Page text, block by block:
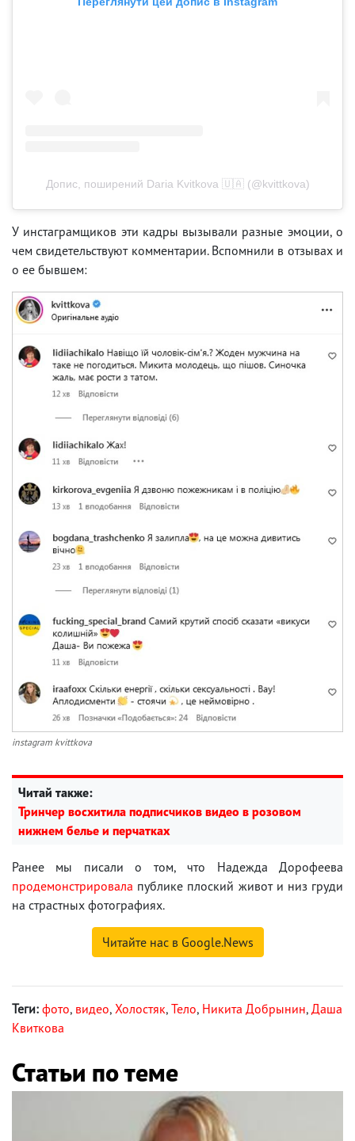
Допис, поширений Daria Kvitkova 🇺🇦 (@kvittkova)
У инстаграмщиков эти кадры вызывали разные эмоции, о
чем свидетельствуют комментарии. Вспомнили в отзывах и
о ее бывшем:
instagram kvittkova
Читай также:
Тринчер восхитила подписчиков видео в розовом
нижнем белье и перчатках
Ранее мы писали о том, что Надежда Дорофеева
продемонстрировала публике плоский живот и низ груди
на страстных фотографиях.
Читайте нас в Google.News
Теги: фото, видео, Холостяк, Тело, Никита Добрынин, Даша
Квиткова
Статьи по теме